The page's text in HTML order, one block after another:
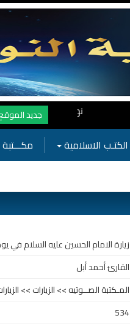
نهنأ المتابعين لموفع النور بوصول المشاهدات الى الرقم القياسي 11
جديد
الكتـب الاسلامية
زيارة الامام الحسين عليه السلام في
القارئ أحمد أبل
المـكتبة الصــوتيه >> الزيارات >> الزيارات
534